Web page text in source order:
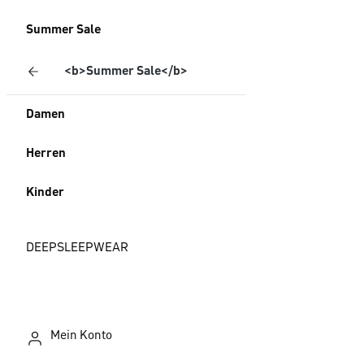
Summer Sale
<b>Summer Sale</b>
Damen
Herren
Kinder
DEEPSLEEPWEAR
Mein Konto